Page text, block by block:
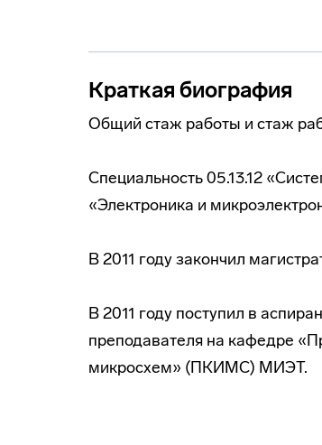
Краткая биография
Общий стаж работы и стаж
Специальность 05.13.12
«Электроника и
В 2011 году закончил
В 2011 году поступил в
преподавателя на кафедре
микросхем» (ПКИМС) МИЭТ.